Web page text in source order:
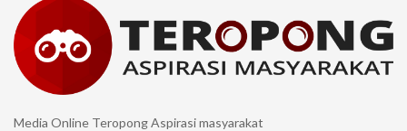
Media Online Teropong Aspirasi masyarakat